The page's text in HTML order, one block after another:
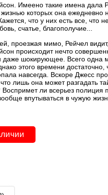
Имеено такие имена дала
жизнью которых она ежедневно
что у них есть все, что
счатье, благополучие...
проезжая мимо, Рейчел
происходит нечто
даже шокирующее. Всего одна
этого времени
навсегда. Вскоре Джесс
лишь она может разгадать
Воспримет ли всерьез полиция
впутываться в чужую